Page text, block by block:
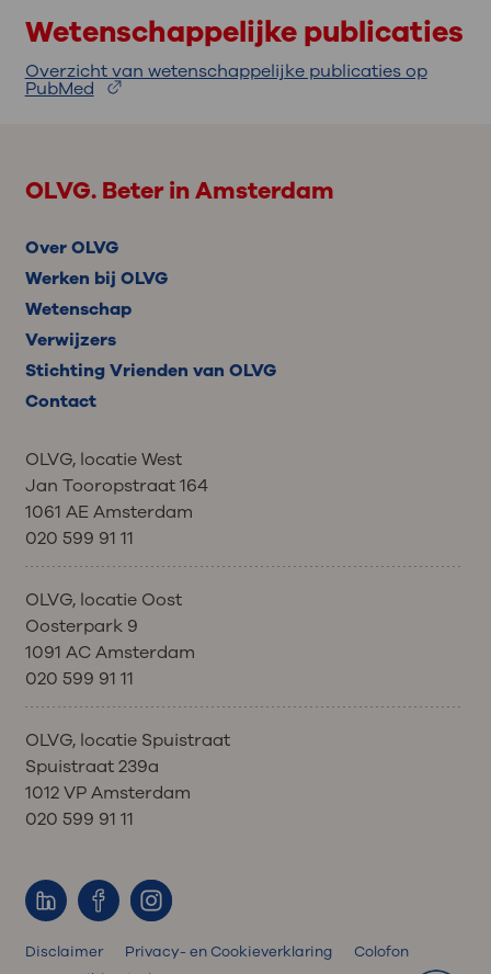
Wetenschappelijke publicaties
Overzicht van wetenschappelijke publicaties op
PubMed
OLVG. Beter in Amsterdam
Over OLVG
Werken bij OLVG
Wetenschap
Verwijzers
Stichting Vrienden van OLVG
Contact
OLVG, locatie West
Jan Tooropstraat 164
1061 AE Amsterdam
020 599 91 11
OLVG, locatie Oost
Oosterpark 9
1091 AC Amsterdam
020 599 91 11
OLVG, locatie Spuistraat
Spuistraat 239a
1012 VP Amsterdam
020 599 91 11
Disclaimer Privacy- en Cookieverklaring
Colofon